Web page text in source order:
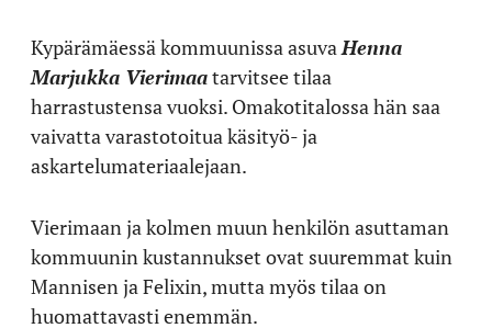
Kypärämäessä kommuunissa asuva Henna
Marjukka Vierimaatarvitsee tilaa
harrastustensa vuoksi. Omakotitalossa hän saa
vaivatta varastotoitua käsityö- ja
askartelumateriaalejaan.
Vierimaan ja kolmen muun henkilön asuttaman
kommuunin kustannukset ovat suuremmat kuin
Mannisen ja Felixin, mutta myös tilaa on
huomattavasti enemmän.